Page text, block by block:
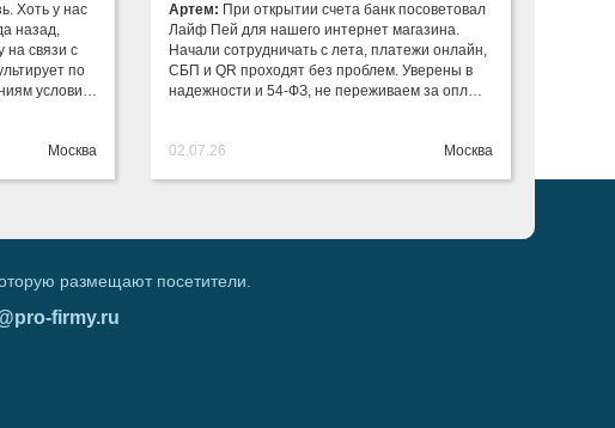
Хоть у нас
назад,
связи с
по
услови…
Москва
Артем: При открытии счета банк посоветовал
Лайф Пей для нашего интернет магазина.
Начали сотрудничать с лета, платежи онлайн,
СБП и QR проходят без проблем. Уверены в
надежности и 54-ФЗ, не переживаем за опл…
02.07.26 Москва
размещают посетители.
firmy.ru